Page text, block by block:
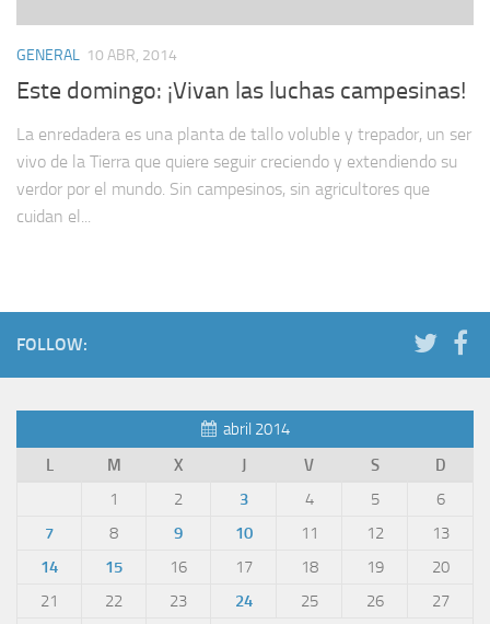
GENERAL 10 ABR, 2014
Este domingo: ¡Vivan las luchas campesinas!
La enredadera es una planta de tallo voluble y trepador, un ser
vivo de la Tierra que quiere seguir creciendo y extendiendo su
verdor por el mundo. Sin campesinos, sin agricultores que
cuidan el...
FOLLOW:
abril 2014
L
M X J V S D
1 2 3 4 5
6
7
8 9 10 11 12
13
14
15 16 17 18 19
20
21
22 23 24 25 26
27